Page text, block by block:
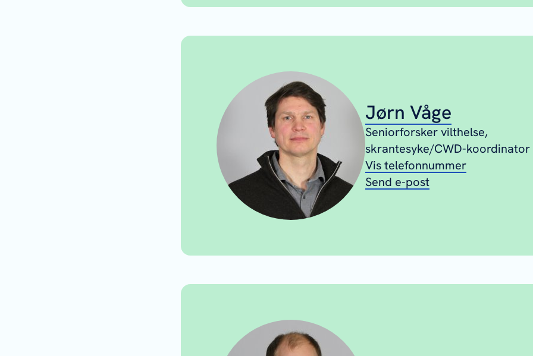
Jørn Våge
Seniorforsker vilthelse,
skrantesyke/CWD-koordinator
Vis telefonnummer
Send e-post